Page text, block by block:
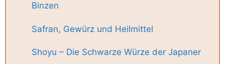
Binzen
Safran, Gewürz und Heilmittel
Shoyu – Die Schwarze Würze der Japaner